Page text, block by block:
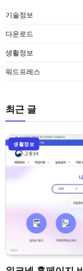
기술정보
다운로드
생활정보
워드프레스
최근 글
생활정보